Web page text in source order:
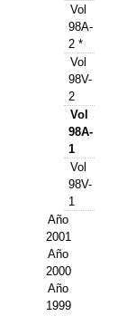
Vol
98A-
2 *
Vol
98V-
2
Vol
98A-
1
Vol
98V-
1
Año
2001
Año
2000
Año
1999